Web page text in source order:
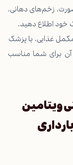
زخم‌های دهانی،
خود اطلاع دهید.
غذایی، با پزشک
آن برای شما مناسب
ویتامین